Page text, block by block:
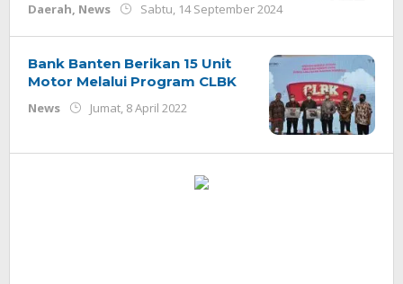
Daerah, News Sabtu, 14 September 2024
Bank Banten Berikan 15 Unit
Motor Melalui Program CLBK
News Jumat, 8 April 2022